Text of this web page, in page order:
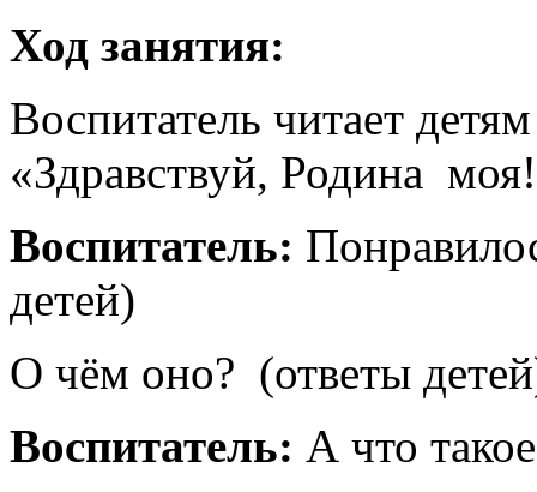
Ход занятия:
Воспитатель читает
«Здравствуй, Родина
Воспитатель:
детей)
О чём оно? (ответы
Воспитатель: А что